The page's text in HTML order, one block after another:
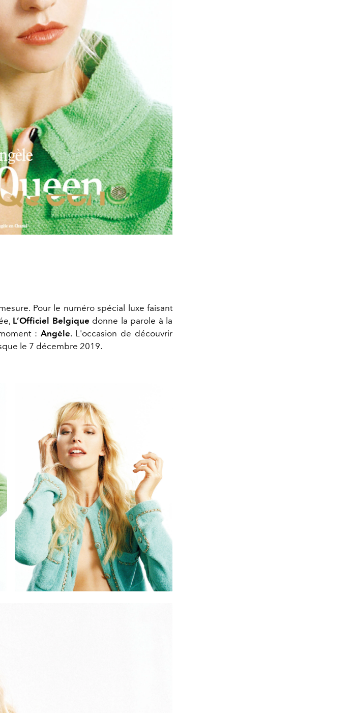
Pour le numéro spécial luxe faisant
L’Officiel Belgique donne la parole à la
: Angèle. L'occasion de découvrir
le 7 décembre 2019.